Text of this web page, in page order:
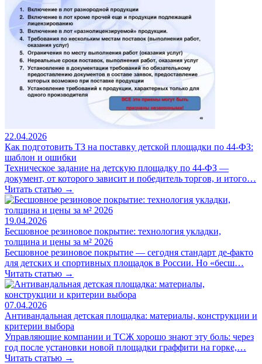
22.04.2026
Как подготовить ТЗ на поставку детской площадки по 44-ФЗ:
шаблон и ошибки
Техническое задание на детскую площадку по 44-ФЗ —
документ, от которого зависит и победитель торгов, и итого…
Читать статью →
19.04.2026
Бесшовное резиновое покрытие: технология укладки,
толщина и цены за м² 2026
Бесшовное резиновое покрытие — сегодня стандарт де-факто
для детских и спортивных площадок в России. Но «бесш…
Читать статью →
07.04.2026
Антивандальная детская площадка: материалы, конструкции и
критерии выбора
Управляющие компании и ТСЖ хорошо знают эту боль: через
год после установки новой площадки граффити на горке,…
Читать статью →